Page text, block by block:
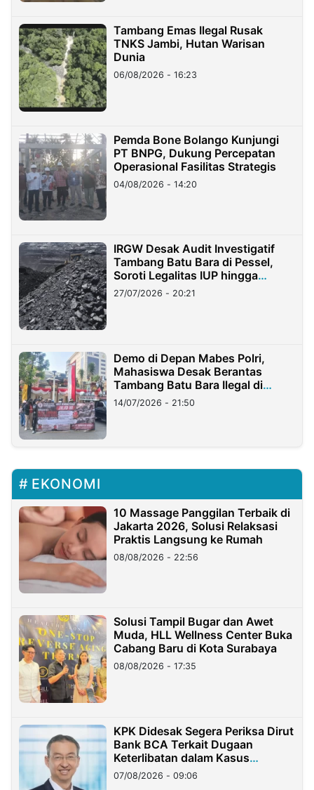
Tambang Emas Ilegal Rusak
TNKS Jambi, Hutan Warisan
Dunia
06/08/2026 - 16:23
Pemda Bone Bolango Kunjungi
PT BNPG, Dukung Percepatan
Operasional Fasilitas Strategis
04/08/2026 - 14:20
IRGW Desak Audit Investigatif
Tambang Batu Bara di Pessel,
Soroti Legalitas IUP hingga
Stockpile
27/07/2026 - 20:21
Demo di Depan Mabes Polri,
Mahasiswa Desak Berantas
Tambang Batu Bara Ilegal di
Lampung
14/07/2026 - 21:50
EKONOMI
10 Massage Panggilan Terbaik di
Jakarta 2026, Solusi Relaksasi
Praktis Langsung ke Rumah
08/08/2026 - 22:56
Solusi Tampil Bugar dan Awet
Muda, HLL Wellness Center Buka
Cabang Baru di Kota Surabaya
08/08/2026 - 17:35
KPK Didesak Segera Periksa Dirut
Bank BCA Terkait Dugaan
Keterlibatan dalam Kasus
Hilangnya Dana Nasabah Rp2,58
Miliar
07/08/2026 - 09:06